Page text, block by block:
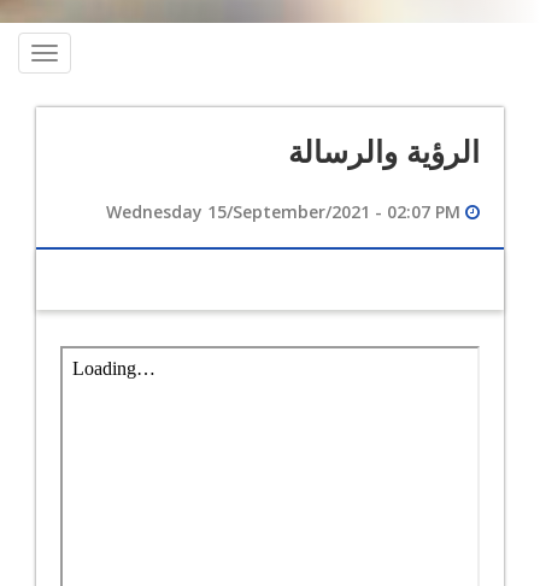
الرؤية والرسالة